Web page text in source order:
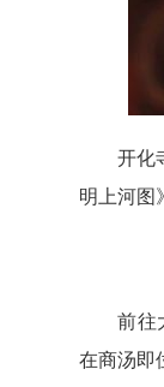
开化寺
明上河图
前往大
在商汤即